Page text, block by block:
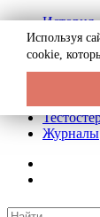
История
Реклама
Журналы
Используя
cookie,